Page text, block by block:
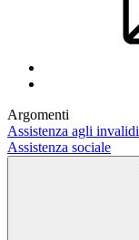
Argomenti
Assistenza agli invalidi
Assistenza sociale